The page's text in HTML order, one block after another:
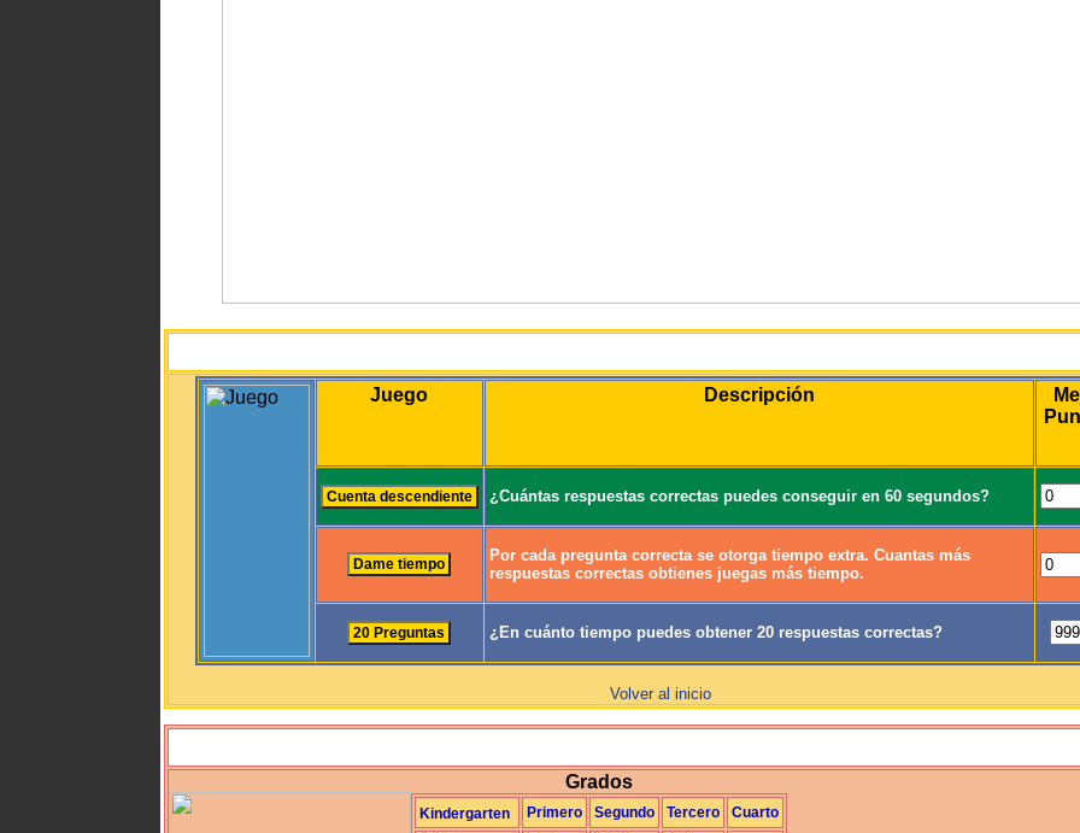
Juego Descripción
¿Cuántas respuestas correctas puedes conseguir en 60 segundos?
Por cada pregunta correcta se otorga tiempo extra. Cuantas más
respuestas correctas obtienes juegas más tiempo.
¿En cuánto tiempo puedes obtener 20 respuestas correctas?
Volver al inicio
Grados
Kindergarten Primero Segundo Tercero
Cuarto